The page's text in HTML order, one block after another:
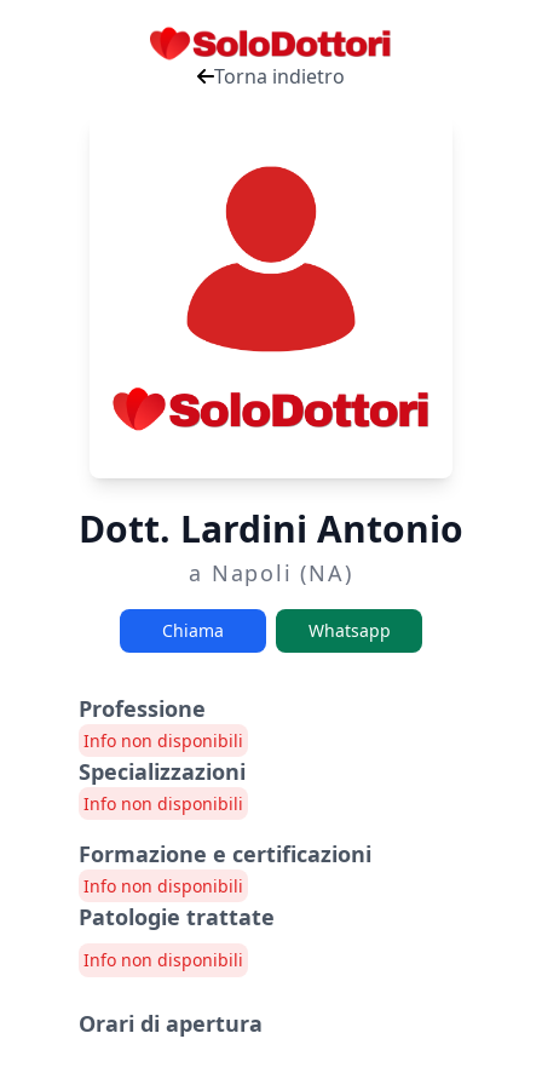
Torna indietro
Dott. Lardini Antonio
a Napoli (NA)
Chiama Whatsapp
Professione
Info non disponibili
Specializzazioni
Info non disponibili
Formazione e certificazioni
Info non disponibili
Patologie trattate
Info non disponibili
Orari di apertura